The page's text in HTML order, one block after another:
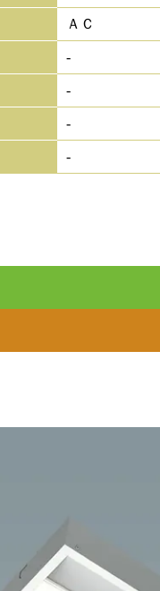
ＡＣ
-
-
-
-